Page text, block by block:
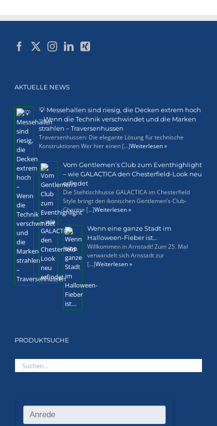
AKTUELLE NEWS
💡 Messehallen sind riesig, die Decken extrem hoch
– Wenn die Technik verschwindet und die Marken
strahlen – Traversenhussen
Traversenhussen: Die elegante Lösung für technische
Konstruktionen Wer hier einen [...]Weiterlesen »
Vom Gentlemen’s Club zum Eventhighlight
– wie GALACTICA den Chesterfield-Look neu
erfindet
Die Stehtischhusse GALACTICA im Chesterfield
Style bringt den ikonischen Gentlemen’s-Club-
Charme [...]Weiterlesen »
Wenn eine ganze Stadt im
Halloween-Fieber ist…
Willkommen in Arnstadt! Zum 25. Mal
verwandelt sich Arnstadt zur
[...]Weiterlesen »
PRODUKTSUCHE